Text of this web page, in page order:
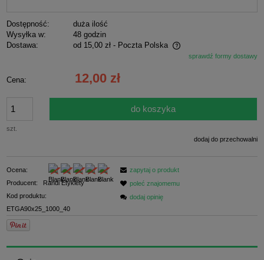
Dostępność:
duża ilość
Wysyłka w:
48 godzin
Dostawa:
od 15,00 zł - Poczta Polska
Cena nie zawiera ewentualnych kosztów płatnościsprawdź formy dostawy
Cena: 12,00 zł
szt.
do koszyka
dodaj do przechowalni
Ocena:
Producent:
Randi Etykiety
Kod produktu:
ETGA90x25_1000_40
zapytaj o produkt
poleć znajomemu
dodaj opinię